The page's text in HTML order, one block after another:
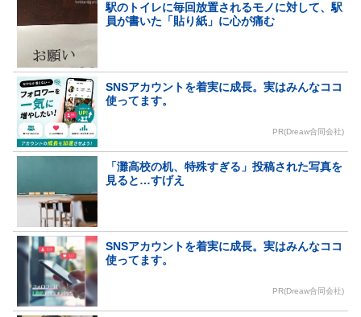
駅のトイレに毎回放置されるモノに対して、駅
員が書いた「貼り紙」に心が痛む
SNSアカウントを着実に成長。実はみんなココ
使ってます。
PR(Dreaw合同会社)
「灘高校の机、特殊すぎる」投稿された写真を
見ると…すげえ
SNSアカウントを着実に成長。実はみんなココ
使ってます。
PR(Dreaw合同会社)